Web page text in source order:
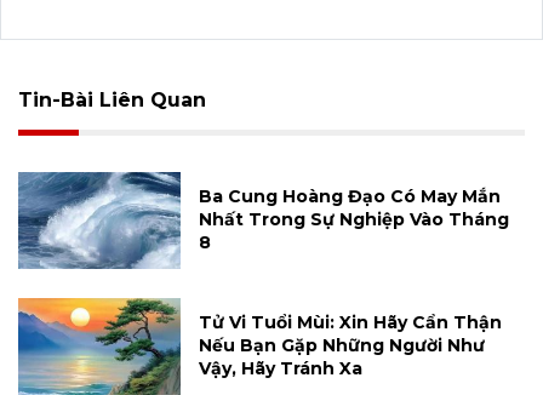
Tin-Bài Liên Quan
Ba Cung Hoàng Đạo Có May Mắn
Nhất Trong Sự Nghiệp Vào Tháng
8
Tử Vi Tuổi Mùi: Xin Hãy Cẩn Thận
Nếu Bạn Gặp Những Người Như
Vậy, Hãy Tránh Xa